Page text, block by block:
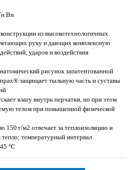
Вн
из высокотехнологичных
руку и дающих комплексную
ударов и воздействия
рисунок запатентованной
защищает тыльную часть и суставы
влагу внутрь перчатки, но при этом
телом при повышенной физической
г/м2 отвечает за теплоизоляцию и
температурный интервал
°С